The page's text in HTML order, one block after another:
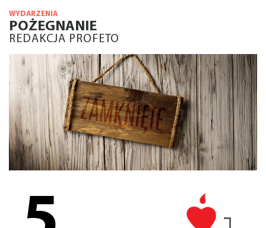
WYDARZENIA
POŻEGNANIE
REDAKCJA PROFETO